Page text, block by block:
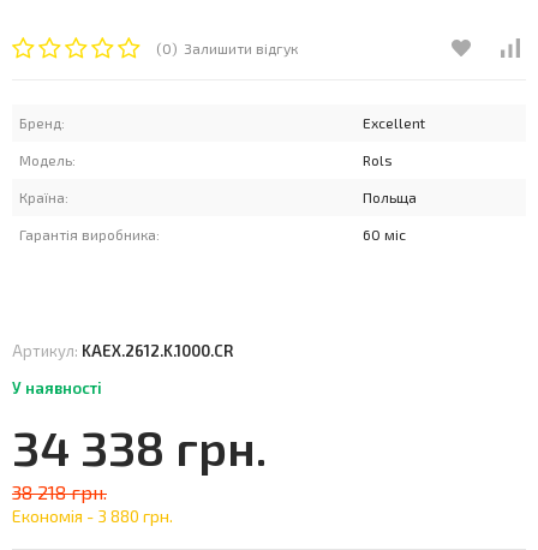
(0) Залишити відгук
Бренд: Excellent
Модель: Rols
Країна: Польща
Гарантія виробника: 60 міс
Артикул: KAEX.2612.K.1000.CR
У наявності
34 338 грн.
38 218 грн.
Економія - 3 880 грн.